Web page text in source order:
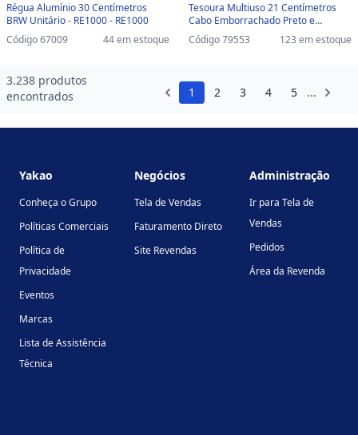
Régua Alumínio 30 Centímetros
BRW Unitário - RE1000 - RE1000
Código 67009
44 em estoque
Tesoura Multiuso 21 Centímetros
Cabo Emborrachado Preto e
Vermelho Unitário - BRW - TE2102 -
TE2102
Código 79553 123 em estoque
3.238 produtos
encontrados
1 2 3 4 5 ...
Yakao
Conheça o Grupo
Políticas Comerciais
Política de
Privacidade
Eventos
Marcas
Lista de Assistência
Técnica
Negócios
Tela de Vendas
Faturamento Direto
Site Revendas
Administração
Ir para Tela de
Vendas
Pedidos
Área da Revenda